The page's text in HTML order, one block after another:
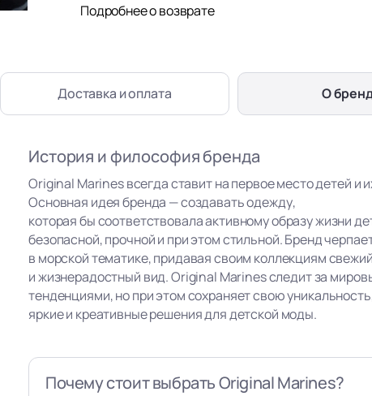
Подробнее о возврате
Доставка и оплата О
История и философия бренда
Original Marines всегда ставит на первое место детей и
Основная идея бренда — создавать одежду,
которая бы соответствовала активному образу жизни
безопасной, прочной и при этом стильной. Бренд
в морской тематике, придавая своим коллекциям свежий
и жизнерадостный вид. Original Marines следит за
тенденциями, но при этом сохраняет свою
яркие и креативные решения для детской моды.
Почему стоит выбрать Original Marines?